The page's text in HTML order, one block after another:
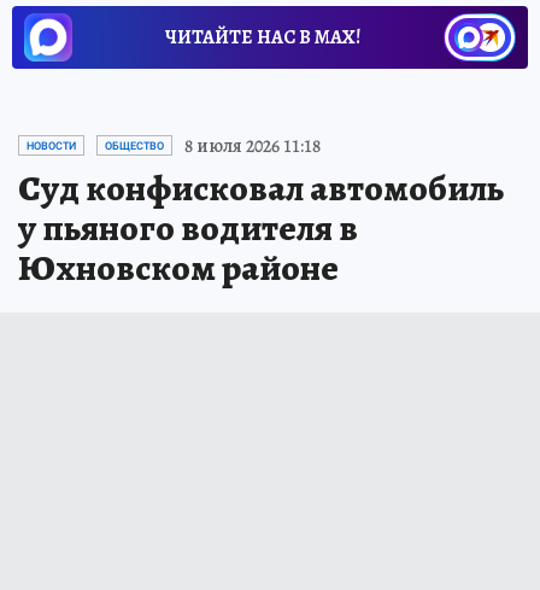
ЧИТАЙТЕ НАС В МАХ!
НОВОСТИ ОБЩЕСТВО 8 июля 2026 11:18
Суд конфисковал автомобиль
у пьяного водителя в
Юхновском районе